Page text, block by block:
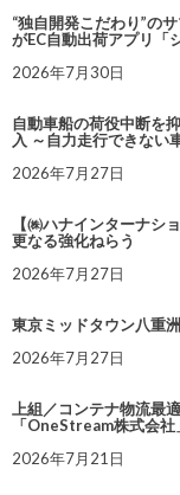
“独自開発こだわり”の
がEC自動出荷アプリ「
2026年7月30日
自動車船の荷役中断を
入 ～自力走行できない
2026年7月27日
【㈱ハナインターナシ
更なる強化ねらう
2026年7月27日
東京ミッドタウン八重
2026年7月27日
上組／コンテナ物流最
「OneStream株式会
2026年7月21日